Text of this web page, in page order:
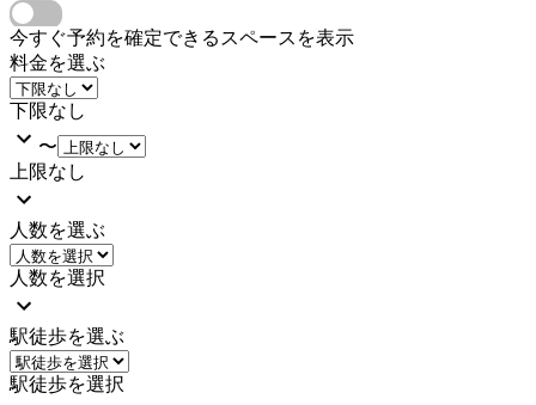
今すぐ予約を確定できるスペースを表示
料金を選ぶ
下限なし
〜
上限なし
人数を選ぶ
人数を選択
駅徒歩を選ぶ
駅徒歩を選択